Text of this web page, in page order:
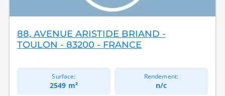
88, AVENUE ARISTIDE BRIAND -
TOULON - 83200 - FRANCE
Surface:
2549 m²
Rendement:
n/c